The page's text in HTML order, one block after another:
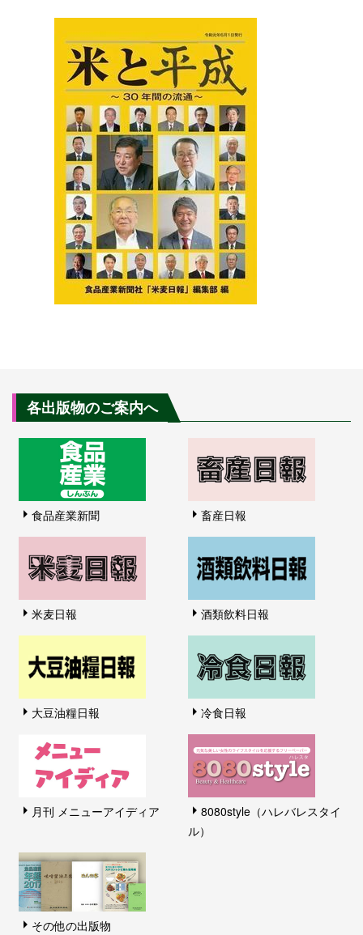
各出版物のご案内へ
食品産業新聞 畜産日報
米麦日報 酒類飲料日報
大豆油糧日報 冷食日報
月刊 メニューアイディア
8080style（ハレバレスタイ
ル）
その他の出版物